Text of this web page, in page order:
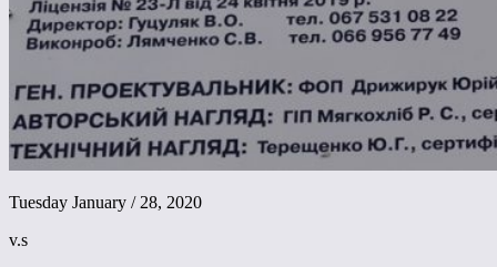
Tuesday January / 28, 2020
v.s